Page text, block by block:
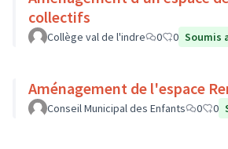
collectifs
Collège val de l'indre 0 0 Soumis
Aménagement de l'espace
Conseil Municipal des Enfants 0 0